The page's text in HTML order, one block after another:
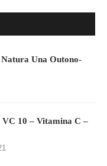
Una Outono-
VC 10 – Vitamina C –